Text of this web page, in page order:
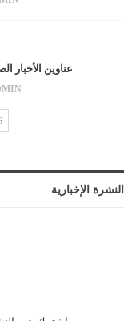
عناوين الأخبار الصادرة
النشرة الإخبارية